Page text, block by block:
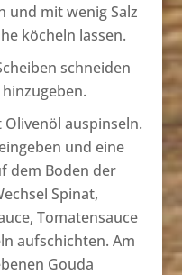
und mit wenig Salz
köcheln lassen.
schneiden
auspinseln.
und eine
dem Boden der
Spinat,
Tomatensauce
aufschichten. Am
Gouda